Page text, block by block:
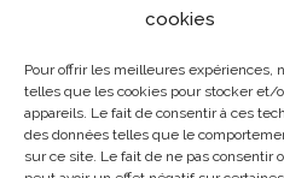
cookies
Pour offrir les meilleures expériences,
telles que les cookies pour stocker et/
appareils. Le fait de consentir à ces
des données telles que le
sur ce site. Le fait de ne pas consentir